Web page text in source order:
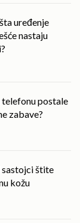
uređenje
nastaju
telefonu postale
zabave?
štite
kožu